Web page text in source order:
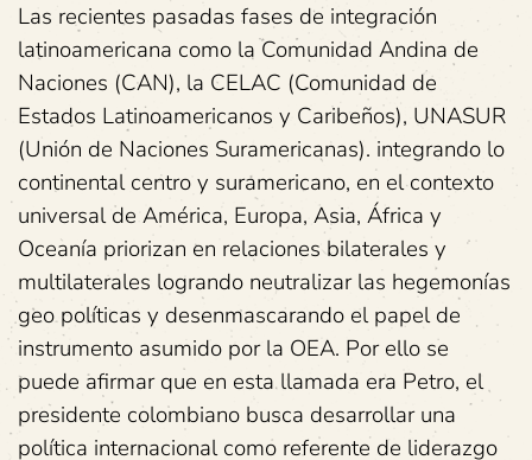
Las recientes pasadas fases de integración
latinoamericana como la Comunidad Andina de
Naciones (CAN), la CELAC (Comunidad de
Estados Latinoamericanos y Caribeños), UNASUR
(Unión de Naciones Suramericanas). integrando lo
continental centro y suramericano, en el contexto
universal de América, Europa, Asia, África y
Oceanía priorizan en relaciones bilaterales y
multilaterales logrando neutralizar las hegemonías
geo políticas y desenmascarando el papel de
instrumento asumido por la OEA. Por ello se
puede afirmar que en esta llamada era Petro, el
presidente colombiano busca desarrollar una
política internacional como referente de liderazgo